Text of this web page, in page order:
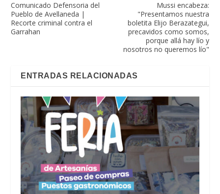
Comunicado Defensoria del
Pueblo de Avellaneda |
Recorte criminal contra el
Garrahan
Mussi encabeza:
"Presentamos nuestra
boletita Elijo Berazategui,
precavidos como somos,
porque allá hay lío y
nosotros no queremos lío"
ENTRADAS RELACIONADAS